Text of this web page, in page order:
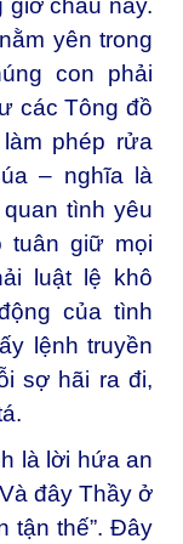
giờ chầu này.
yên trong
con phải
các Tông đồ
phép rửa
– nghĩa là
tình yêu
tuân giữ mọi
luật lệ khô
của tình
lệnh truyền
sợ hãi ra đi,
là lời hứa an
đây Thầy ở
tận thế”. Đây